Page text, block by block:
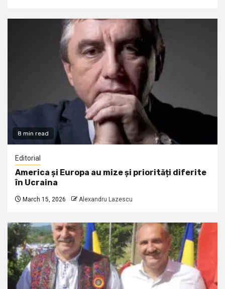
8 min read
Editorial
America și Europa au mize și priorități diferite
în Ucraina
March 15, 2026 Alexandru Lazescu